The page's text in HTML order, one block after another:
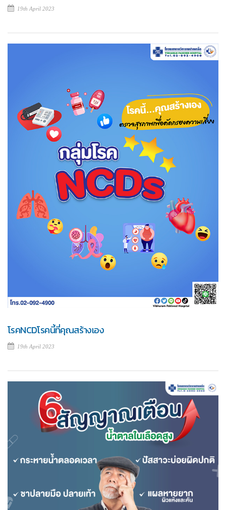
19th April 2023
โรคNCDโรคนี้ที่คุณสร้างเอง
19th April 2023